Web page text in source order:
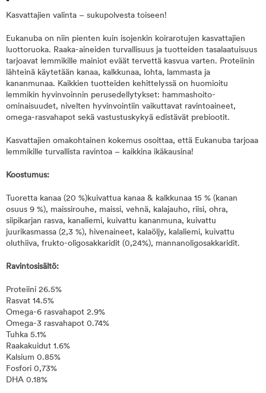
Kasvattajien valinta – sukupolvesta toiseen!
Eukanuba on niin pienten kuin isojenkin koirarotujen kasvattajien
luottoruoka. Raaka-aineiden turvallisuus ja tuotteiden tasalaatuisuus
tarjoavat lemmikille mainiot eväät tervettä kasvua varten. Proteiinin
lähteinä käytetään kanaa, kalkkunaa, lohta, lammasta ja
kananmunaa. Kaikkien tuotteiden kehittelyssä on huomioitu
lemmikin hyvinvoinnin perusedellytykset: hammashoito-
ominaisuudet, nivelten hyvinvointiin vaikuttavat ravintoaineet,
omega-rasvahapot sekä vastustuskykyä edistävät prebiootit.
Kasvattajien omakohtainen kokemus osoittaa, että Eukanuba tarjoaa
lemmikille turvallista ravintoa – kaikkina ikäkausina!
Koostumus:
Tuoretta kanaa (20 %)kuivattua kanaa & kalkkunaa 15 % (kanan
osuus 9 %), maissirouhe, maissi, vehnä, kalajauho, riisi, ohra,
siipikarjan rasva, kanaliemi, kuivattu kananmuna, kuivattu
juurikasmassa (2,3 %), hivenaineet, kalaöljy, kalaliemi, kuivattu
oluthiiva, frukto-oligosakkaridit (0,24%), mannanoligosakkaridit.
Ravintosisältö:
Proteiini 26.5%
Rasvat 14.5%
Omega-6 rasvahapot 2.9%
Omega-3 rasvahapot 0.74%
Tuhka 5.1%
Raakakuidut 1.6%
Kalsium 0.85%
Fosfori 0,73%
DHA 0.18%